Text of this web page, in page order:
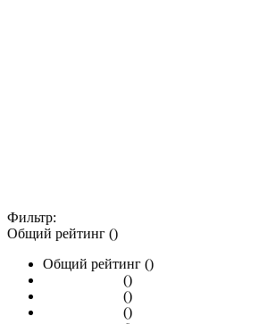
Фильтр:
Общий рейтинг ()
Общий рейтинг ()
()
()
()